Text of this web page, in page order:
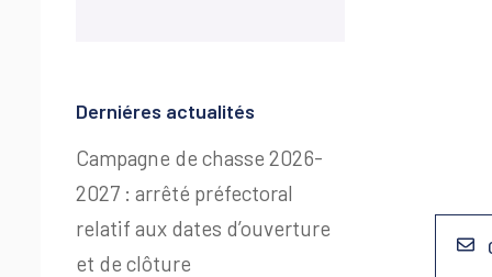
Derniéres actualités
Campagne de chasse 2026-
2027 : arrêté préfectoral
relatif aux dates d’ouverture
et de clôture